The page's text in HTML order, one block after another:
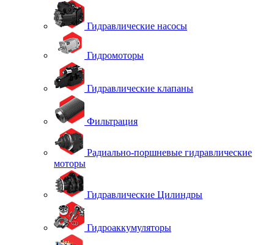
Гидравлические насосы
Гидромоторы
Гидравлические клапаны
Фильтрация
Радиально-поршневые гидравлические
моторы
Гидравлические Цилиндры
Гидроаккумуляторы